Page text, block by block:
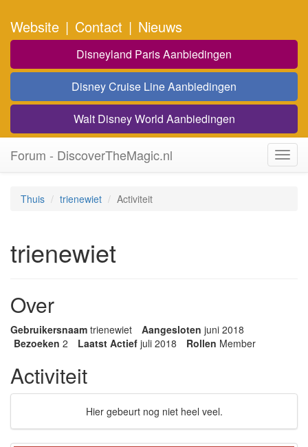
Website | Contact | Nieuws
Disneyland Paris Aanbiedingen
Disney Cruise Line Aanbiedingen
Walt Disney World Aanbiedingen
Forum - DiscoverTheMagic.nl
Thuis trienewiet Activiteit
trienewiet
Over
Gebruikersnaam trienewiet Aangesloten juni 2018
Bezoeken 2 Laatst Actief juli 2018 Rollen Member
Activiteit
Hier gebeurt nog niet heel veel.